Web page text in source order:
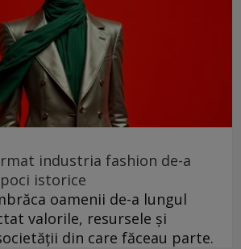
industria fashion de-a
istorice
oamenii de-a lungul
valorile, resursele și
din care făceau parte.